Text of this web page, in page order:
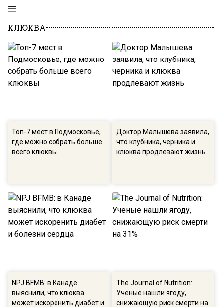
КЛЮКВА
Топ-7 мест в Подмосковье,
где можно собрать больше
всего клюквы
Доктор Малышева заявила,
что клубника, черника и
клюква продлевают жизнь
NPJ BFMB: в Канаде
выяснили, что клюква
может искоренить диабет и
The Journal of Nutrition:
Ученые нашли ягоду,
снижающую риск смерти на